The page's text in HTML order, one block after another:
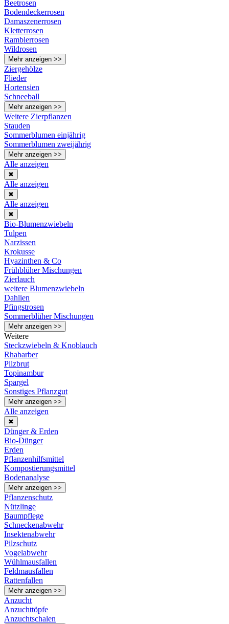
Beetrosen
Bodendeckerrosen
Damaszenerrosen
Kletterrosen
Ramblerrosen
Wildrosen
Mehr anzeigen >>
Ziergehölze
Flieder
Hortensien
Schneeball
Mehr anzeigen >>
Weitere Zierpflanzen
Stauden
Sommerblumen einjährig
Sommerblumen zweijährig
Mehr anzeigen >>
Alle anzeigen
✖
Alle anzeigen
✖
Alle anzeigen
✖
Bio-Blumenzwiebeln
Tulpen
Narzissen
Krokusse
Hyazinthen & Co
Frühblüher Mischungen
Zierlauch
weitere Blumenzwiebeln
Dahlien
Pfingstrosen
Sommerblüher Mischungen
Mehr anzeigen >>
Weitere
Steckzwiebeln & Knoblauch
Rhabarber
Pilzbrut
Topinambur
Spargel
Sonstiges Pflanzgut
Mehr anzeigen >>
Alle anzeigen
✖
Dünger & Erden
Bio-Dünger
Erden
Pflanzenhilfsmittel
Kompostierungsmittel
Bodenanalyse
Mehr anzeigen >>
Pflanzenschutz
Nützlinge
Baumpflege
Schneckenabwehr
Insektenabwehr
Pilzschutz
Vogelabwehr
Wühlmausfallen
Feldmausfallen
Rattenfallen
Mehr anzeigen >>
Anzucht
Anzuchttöpfe
Anzuchtschalen